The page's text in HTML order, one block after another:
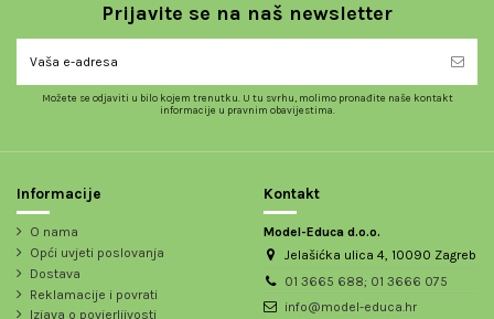
Prijavite se na naš newsletter
Možete se odjaviti u bilo kojem trenutku. U tu svrhu, molimo pronađite naše kontakt
informacije u pravnim obavijestima.
Informacije
O nama
Opći uvjeti poslovanja
Dostava
Reklamacije i povrati
Izjava o povjerljivosti
Kontakt
Model-Educa d.o.o.
Jelašićka ulica 4, 10090 Zagreb
01 3665 688; 01 3666 075
info@model-educa.hr